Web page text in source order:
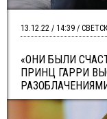
«ОНИ БЫЛИ
ПРИНЦ ГАРРИ
13.12.22 / 14:39 /